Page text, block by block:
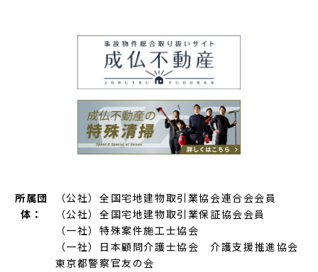
所属団
体：
（公社）全国宅地建物取引業協会連合会会員
（公社）全国宅地建物取引業保証協会会員
（一社）特殊案件施工士協会
（一社）日本顧問介護士協会 介護支援推進協会
東京都警察官友の会